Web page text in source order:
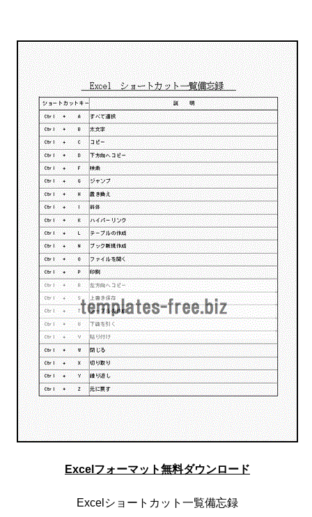
Excelフォーマット無料ダウンロード
Excelショートカット一覧備忘録